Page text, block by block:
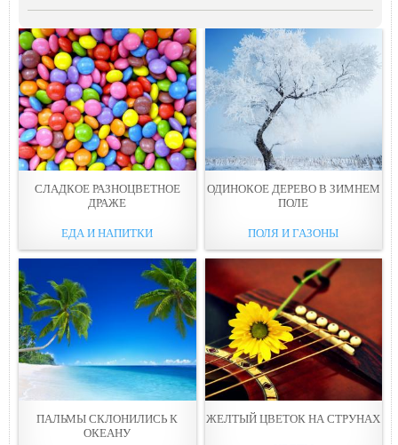
СЛАДКОЕ РАЗНОЦВЕТНОЕ
ДРАЖЕ
ЕДА И НАПИТКИ
ОДИНОКОЕ ДЕРЕВО В ЗИМНЕМ
ПОЛЕ
ПОЛЯ И ГАЗОНЫ
ПАЛЬМЫ СКЛОНИЛИСЬ К
ОКЕАНУ
ЖЕЛТЫЙ ЦВЕТОК НА СТРУНАХ